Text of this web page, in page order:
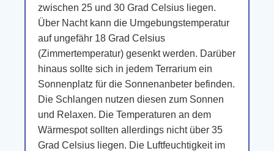
zwischen 25 und 30 Grad Celsius liegen.
Über Nacht kann die Umgebungstemperatur
auf ungefähr 18 Grad Celsius
(Zimmertemperatur) gesenkt werden. Darüber
hinaus sollte sich in jedem Terrarium ein
Sonnenplatz für die Sonnenanbeter befinden.
Die Schlangen nutzen diesen zum Sonnen
und Relaxen. Die Temperaturen an dem
Wärmespot sollten allerdings nicht über 35
Grad Celsius liegen. Die Luftfeuchtigkeit im